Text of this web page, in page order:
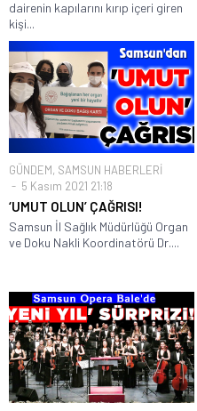
dairenin kapılarını kırıp içeri giren
kişi...
GÜNDEM, SAMSUN HABERLERİ
5 Kasım 2021 21:18
‘UMUT OLUN’ ÇAĞRISI!
Samsun İl Sağlık Müdürlüğü Organ
ve Doku Nakli Koordinatörü Dr....